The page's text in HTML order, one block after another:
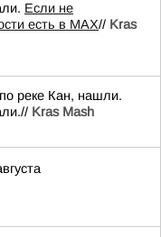
Если не
есть в MAX// Kras
реке Кан, нашли.
Kras Mash